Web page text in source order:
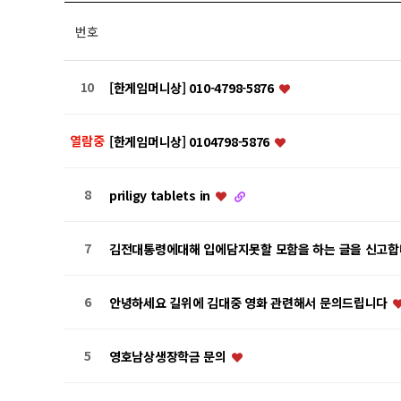
번호
10 [한​게임​머니​상] 01​0-​47​98​-5​87​6
열람중 [한​게임​머니​상] 01​04​79​8-​58​76
8 priligy tablets in
7 김전대통령에대해 입에담지못할 모함을 하는 글을 신고합
6 안녕하세요 길위에 김대중 영화 관련해서 문의드립니다
5 영호남상생장학금 문의